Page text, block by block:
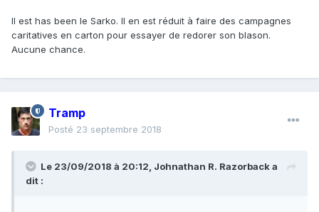
Il est has been le Sarko. Il en est réduit à faire des campagnes
caritatives en carton pour essayer de redorer son blason.
Aucune chance.
Tramp
Posté 23 septembre 2018
Le 23/09/2018 à 20:12, Johnathan R. Razorbacka
dit :